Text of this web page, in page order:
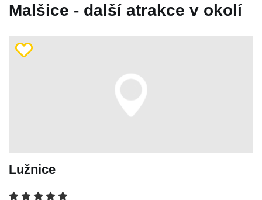
Malšice - další atrakce v okolí
Lužnice